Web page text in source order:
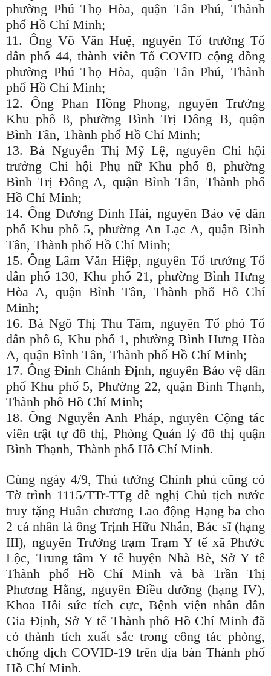
phường Phú Thọ Hòa, quận Tân Phú, Thành
phố Hồ Chí Minh;
11. Ông Võ Văn Huệ, nguyên Tổ trưởng Tổ
dân phố 44, thành viên Tổ COVID cộng đồng
phường Phú Thọ Hòa, quận Tân Phú, Thành
phố Hồ Chí Minh;
12. Ông Phan Hồng Phong, nguyên Trưởng
Khu phố 8, phường Bình Trị Đông B, quận
Bình Tân, Thành phố Hồ Chí Minh;
13. Bà Nguyễn Thị Mỹ Lệ, nguyên Chi hội
trưởng Chi hội Phụ nữ Khu phố 8, phường
Bình Trị Đông A, quận Bình Tân, Thành phố
Hồ Chí Minh;
14. Ông Dương Đình Hải, nguyên Bảo vệ dân
phố Khu phố 5, phường An Lạc A, quận Bình
Tân, Thành phố Hồ Chí Minh;
15. Ông Lâm Văn Hiệp, nguyên Tổ trưởng Tổ
dân phố 130, Khu phố 21, phường Bình Hưng
Hòa A, quận Bình Tân, Thành phố Hồ Chí
Minh;
16. Bà Ngô Thị Thu Tâm, nguyên Tổ phó Tổ
dân phố 6, Khu phố 1, phường Bình Hưng Hòa
A, quận Bình Tân, Thành phố Hồ Chí Minh;
17. Ông Đinh Chánh Định, nguyên Bảo vệ dân
phố Khu phố 5, Phường 22, quận Bình Thạnh,
Thành phố Hồ Chí Minh;
18. Ông Nguyễn Anh Pháp, nguyên Cộng tác
viên trật tự đô thị, Phòng Quản lý đô thị quận
Bình Thạnh, Thành phố Hồ Chí Minh.
Cùng ngày 4/9, Thủ tướng Chính phủ cũng có
Tờ trình 1115/TTr-TTg đề nghị Chủ tịch nước
truy tặng Huân chương Lao động Hạng ba cho
2 cá nhân là ông Trịnh Hữu Nhẫn, Bác sĩ (hạng
III), nguyên Trưởng trạm Trạm Y tế xã Phước
Lộc, Trung tâm Y tế huyện Nhà Bè, Sở Y tế
Thành phố Hồ Chí Minh và bà Trần Thị
Phương Hằng, nguyên Điều dưỡng (hạng IV),
Khoa Hồi sức tích cực, Bệnh viện nhân dân
Gia Định, Sở Y tế Thành phố Hồ Chí Minh đã
có thành tích xuất sắc trong công tác phòng,
chống dịch COVID-19 trên địa bàn Thành phố
Hồ Chí Minh.